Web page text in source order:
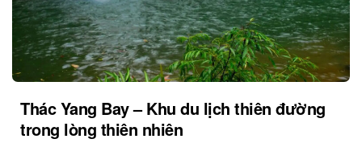
Thác Yang Bay – Khu du lịch thiên đường
trong lòng thiên nhiên